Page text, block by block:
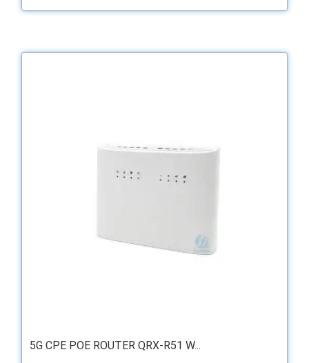
5G CPE POE ROUTER QRX-R51 W...